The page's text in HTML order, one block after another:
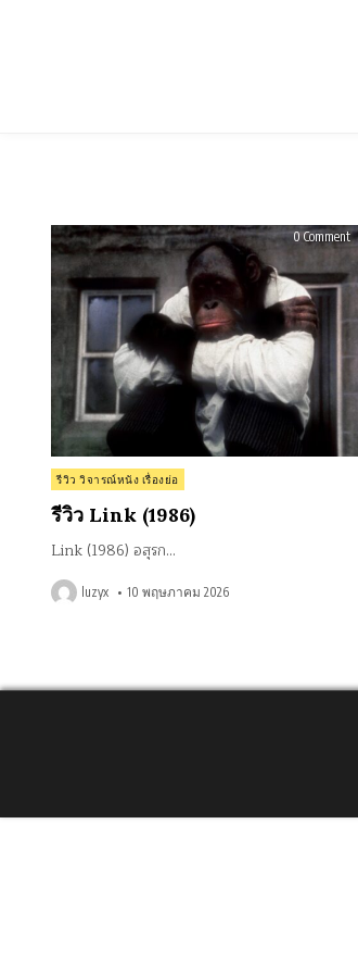
0 Commenton
Posted
in
รีวิว วิจารณ์หนัง เรื่องย่อ
รีวิว Link (1986)
Link (1986) อสุรก…
luzyx 10 พฤษภาคม 2026